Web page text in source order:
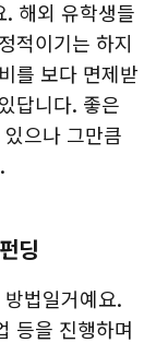
. 해외 유학생들
적이기는 하지
를 보다 면제받
답니다. 좋은
으나 그만큼
딩
법일거예요.
등을 진행하며